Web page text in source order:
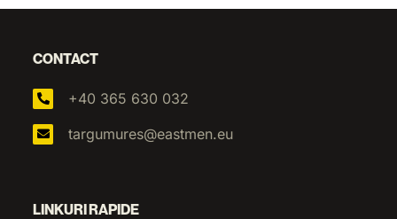
CONTACT
+40 365 630 032
targumures@eastmen.eu
LINKURI RAPIDE